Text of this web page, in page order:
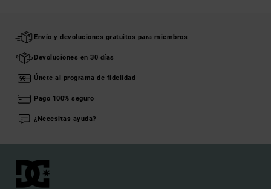
Envío y devoluciones gratuitos para miembros
Devoluciones en 30 días
Únete al programa de fidelidad
Pago 100% seguro
¿Necesitas ayuda?